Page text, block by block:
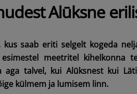
Alūksne
saab eriti selgelt kogeda
meetritel kihelkonna
aga talvel, kui Alūksnest kui
külmem ja lumisem linn.